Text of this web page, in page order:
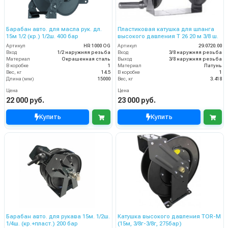
Барабан авто. для масла рук. дл.
15м 1/2 (кр.) 1/2ш. 400 бар
Артикул
HR 1000 OG
Вход
1/2 наружняя резьба
Материал
Окрашенная сталь
В коробке
1
Вес, кг
14.5
Длина (мм)
15000
Цена
22 000 руб.
Купить
Пластиковая катушка для шланга
высокого давления T 26 20 м 3/8 ш.
Артикул
29.0720.00
Вход
3/8 наружняя резьба
Выход
3/8 наружняя резьба
Материал
Латунь
В коробке
1
Вес, кг
3.418
Цена
23 000 руб.
Купить
Барабан авто. для рукава 15м. 1/2ш.
1/4ш. (кр.+пласт.) 200 бар
Катушка высокого давления TOR-M
(15м, 3/8г-3/8г, 275бар)